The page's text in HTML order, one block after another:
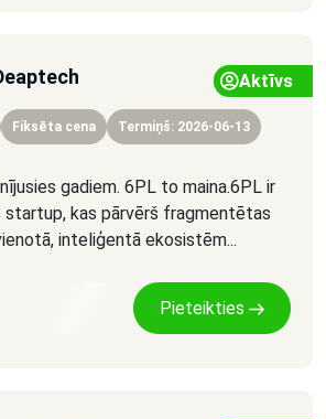
Aktīvs
Fiksēta cena Termiņš: 2026-06-13
gadiem. 6PL to maina.6PL ir
startup, kas pārvērš fragmentētas
inteliģentā ekosistēm...
Pieteikties